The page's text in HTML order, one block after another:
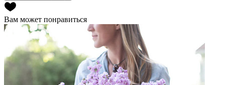
Вам может понравиться